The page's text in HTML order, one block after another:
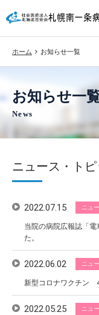
ホーム お知らせ一覧
お知らせ一
News
ニュース・ト
2022.07.15 ニュ
当院の病院広報誌「
た。
2022.06.02 ニュ
新型コロナワクチン
2022.05.25 ニュ